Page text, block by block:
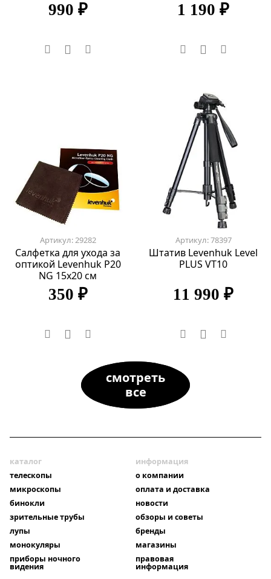
990 ₽ 1 190 ₽
Артикул: 29282
Салфетка для ухода за
оптикой Levenhuk P20
NG 15x20 см
350 ₽
Артикул: 78397
Штатив Levenhuk Level
PLUS VT10
11 990 ₽
смотреть
все
каталог
телескопы
микроскопы
бинокли
зрительные трубы
лупы
монокуляры
приборы ночного
видения
информация
о компании
оплата и доставка
новости
обзоры и советы
бренды
магазины
правовая
информация